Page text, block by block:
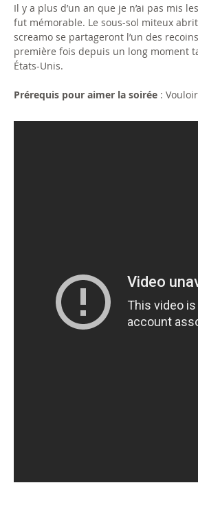
Il y a plus d’un an que je n’ai pas mis
fut mémorable. Le sous-sol miteux
screamo se partageront l’un des
première fois depuis un long moment
États-Unis.
Prérequis pour aimer la soirée :